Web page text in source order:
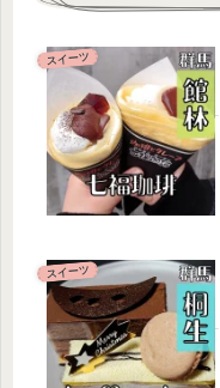
スイーツ
スイーツ